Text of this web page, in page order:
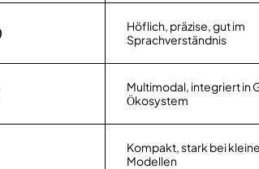
Höflich, präzise, gut im
Sprachverständnis
Multimodal, integriert in
Ökosystem
Kompakt, stark bei
Modellen